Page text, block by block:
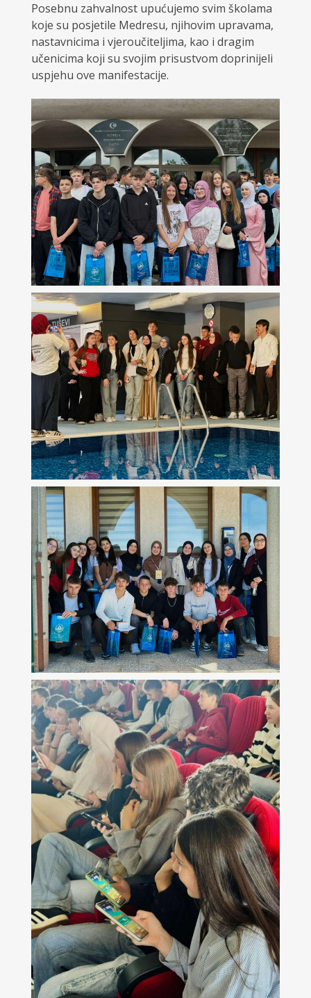
Posebnu zahvalnost upućujemo svim školama
koje su posjetile Medresu, njihovim upravama,
nastavnicima i vjeroučiteljima, kao i dragim
učenicima koji su svojim prisustvom doprinijeli
uspjehu ove manifestacije.